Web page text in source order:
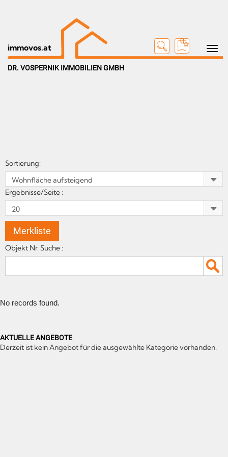
Toggle
immovos.at
0
DR. VOSPERNIK IMMOBILIEN GMBH
Sortierung:
Ergebnisse/Seite :
Merkliste
Objekt Nr. Suche :
No records found.
AKTUELLE ANGEBOTE
Derzeit ist kein Angebot für die ausgewählte Kategorie vorhanden.